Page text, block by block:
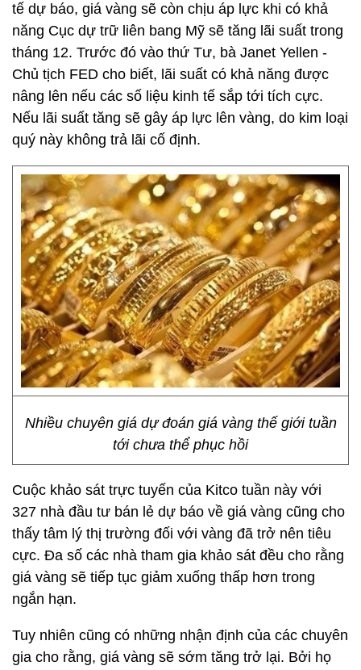
tế dự báo, giá vàng sẽ còn chịu áp lực khi có khả
năng Cục dự trữ liên bang Mỹ sẽ tăng lãi suất trong
tháng 12. Trước đó vào thứ Tư, bà Janet Yellen -
Chủ tịch FED cho biết, lãi suất có khả năng được
nâng lên nếu các số liệu kinh tế sắp tới tích cực.
Nếu lãi suất tăng sẽ gây áp lực lên vàng, do kim loại
quý này không trả lãi cố định.
Nhiều chuyên giá dự đoán giá vàng thế giới tuần
tới chưa thể phục hồi
Cuộc khảo sát trực tuyến của Kitco tuần này với
327 nhà đầu tư bán lẻ dự báo về giá vàng cũng cho
thấy tâm lý thị trường đối với vàng đã trở nên tiêu
cực. Đa số các nhà tham gia khảo sát đều cho rằng
giá vàng sẽ tiếp tục giảm xuống thấp hơn trong
ngắn hạn.
Tuy nhiên cũng có những nhận định của các chuyên
gia cho rằng, giá vàng sẽ sớm tăng trở lại. Bởi họ